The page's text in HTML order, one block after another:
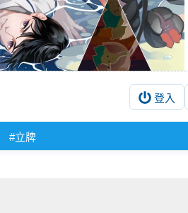
登入
#立牌